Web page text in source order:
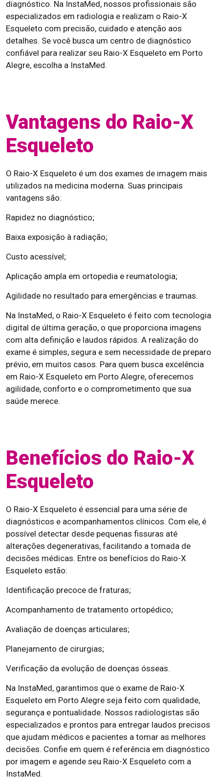
diagnóstico. Na InstaMed, nossos profissionais são
especializados em radiologia e realizam o Raio-X
Esqueleto com precisão, cuidado e atenção aos
detalhes. Se você busca um centro de diagnóstico
confiável para realizar seu Raio-X Esqueleto em Porto
Alegre, escolha a InstaMed.
Vantagens do Raio-X
Esqueleto
O Raio-X Esqueleto é um dos exames de imagem mais
utilizados na medicina moderna. Suas principais
vantagens são:
Rapidez no diagnóstico;
Baixa exposição à radiação;
Custo acessível;
Aplicação ampla em ortopedia e reumatologia;
Agilidade no resultado para emergências e traumas.
Na InstaMed, o Raio-X Esqueleto é feito com tecnologia
digital de última geração, o que proporciona imagens
com alta definição e laudos rápidos. A realização do
exame é simples, segura e sem necessidade de preparo
prévio, em muitos casos. Para quem busca excelência
em Raio-X Esqueleto em Porto Alegre, oferecemos
agilidade, conforto e o comprometimento que sua
saúde merece.
Benefícios do Raio-X
Esqueleto
O Raio-X Esqueleto é essencial para uma série de
diagnósticos e acompanhamentos clínicos. Com ele, é
possível detectar desde pequenas fissuras até
alterações degenerativas, facilitando a tomada de
decisões médicas. Entre os benefícios do Raio-X
Esqueleto estão:
Identificação precoce de fraturas;
Acompanhamento de tratamento ortopédico;
Avaliação de doenças articulares;
Planejamento de cirurgias;
Verificação da evolução de doenças ósseas.
Na InstaMed, garantimos que o exame de Raio-X
Esqueleto em Porto Alegre seja feito com qualidade,
segurança e pontualidade. Nossos radiologistas são
especializados e prontos para entregar laudos precisos
que ajudam médicos e pacientes a tomar as melhores
decisões. Confie em quem é referência em diagnóstico
por imagem e agende seu Raio-X Esqueleto com a
InstaMed.